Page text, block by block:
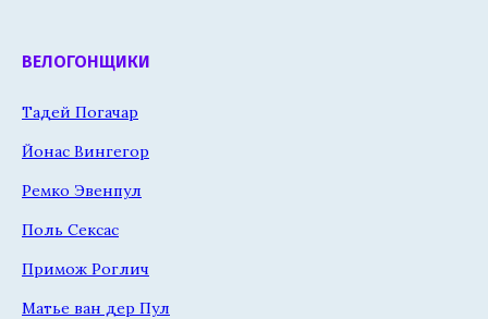
ВЕЛОГОНЩИКИ
Тадей Погачар
Йонас Вингегор
Ремко Эвенпул
Поль Сексас
Примож Роглич
Матье ван дер Пул